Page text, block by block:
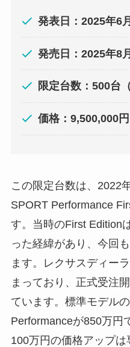
発表日：2025年6
発売日：2025年8
限定台数：500台
価格：9,500,000円
この限定台数は、2022
SPORT Performance
す。当時のFirst Edition
った経緯があり、今回
ます。レクサスディー
まっており、正式受注
ています。標準モデル
Performanceが850万円
100万円の価格アップ